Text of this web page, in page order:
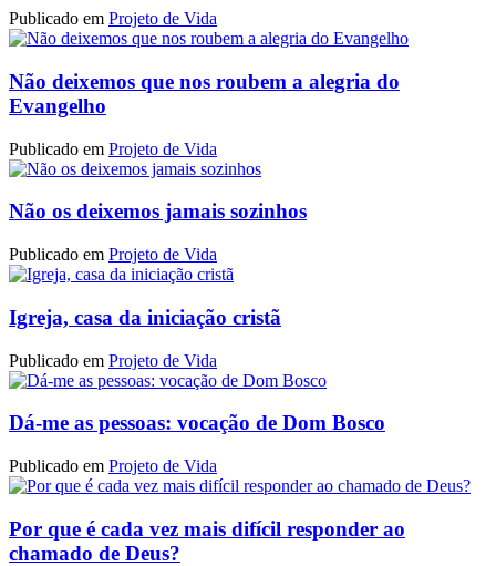
Publicado em Projeto de Vida
Não deixemos que nos roubem a alegria do
Evangelho
Publicado em Projeto de Vida
Não os deixemos jamais sozinhos
Publicado em Projeto de Vida
Igreja, casa da iniciação cristã
Publicado em Projeto de Vida
Dá-me as pessoas: vocação de Dom Bosco
Publicado em Projeto de Vida
Por que é cada vez mais difícil responder ao
chamado de Deus?